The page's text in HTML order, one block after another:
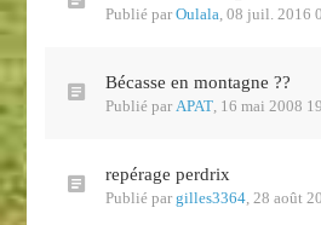
Publié par Oulala, 08 juil. 2016
Bécasse en montagne ??
Publié par APAT, 16 mai 2008
repérage perdrix
Publié par gilles3364, 28 août